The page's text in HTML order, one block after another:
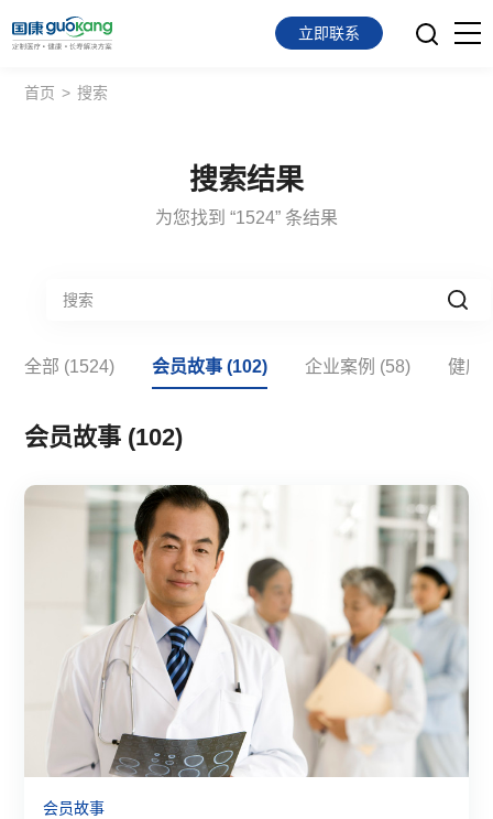
首页
立即联系
首页 > 搜索
搜索结果
为您找到 “1524” 条结果
全部 (1524) 会员故事 (102) 企业案例 (58) 健康
会员故事 (102)
会员故事